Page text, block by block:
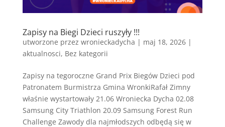
Zapisy na Biegi Dzieci ruszyły !!!
utworzone przez wronieckadycha | maj 18, 2026|
aktualnosci, Bez kategorii
Zapisy na tegoroczne Grand Prix Biegów Dzieci pod
Patronatem Burmistrza Gmina WronkiRafał Zimny
właśnie wystartowały 21.06 Wroniecka Dycha 02.08
Samsung City Triathlon 20.09 Samsung Forest Run
Challenge Zawody dla najmłodszych odbędą się w